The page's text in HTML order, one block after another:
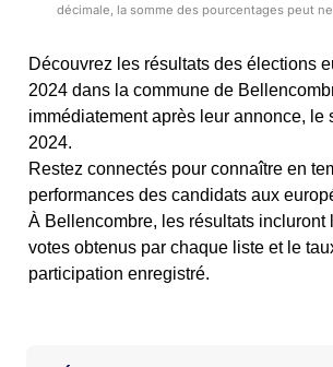
décimale, la somme des pourcentages peut
Découvrez les résultats des élections
2024 dans la commune de
immédiatement après leur annonce, le
2024.
Restez connectés pour connaître en
performances des candidats aux
À Bellencombre, les résultats incluront
votes obtenus par chaque liste et le
participation enregistré.